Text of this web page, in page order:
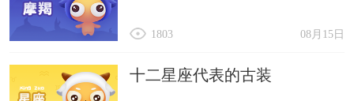
08月15日
1803
十二星座代表的古装